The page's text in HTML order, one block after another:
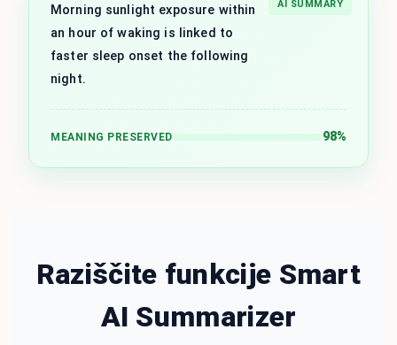
AI SUMMARY
Morning sunlight exposure within
an hour of waking is linked to
faster sleep onset the following
night.
MEANING PRESERVED 98%
Raziščite funkcije Smart
AI Summarizer